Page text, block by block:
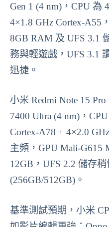
Gen 1 (4 nm)，CPU 為
4×1.8 GHz Cortex-A55
8GB RAM 及 UFS 3.1
務與輕遊戲，UFS 3.1
迅捷。
小米 Redmi Note 15
7400 Ultra (4 nm)，
Cortex-A78 + 4×2.0
主頻，GPU Mali-G615
12GB，UFS 2.2 儲存
(256GB/512GB)。
基準測試預期，小米